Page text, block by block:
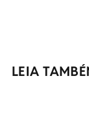
LEIA